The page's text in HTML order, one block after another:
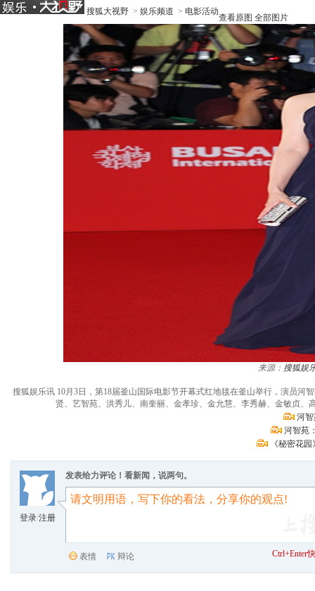
搜狐大视野 > 娱乐频道 > 电影活动
查看原图 全部图片
来源： 搜狐娱
搜狐娱乐讯 10月3日，第18届釜山国际电影节开幕式红地毯在釜山举行，演员
贤、艺智苑、洪秀儿、南奎丽、金孝珍、金允慧、李秀赫、金敏贞
河
河智苑
《秘密花
登录/注册
发表给力评论！看新闻，说两句。
表情 辩论 Ctrl+Enter